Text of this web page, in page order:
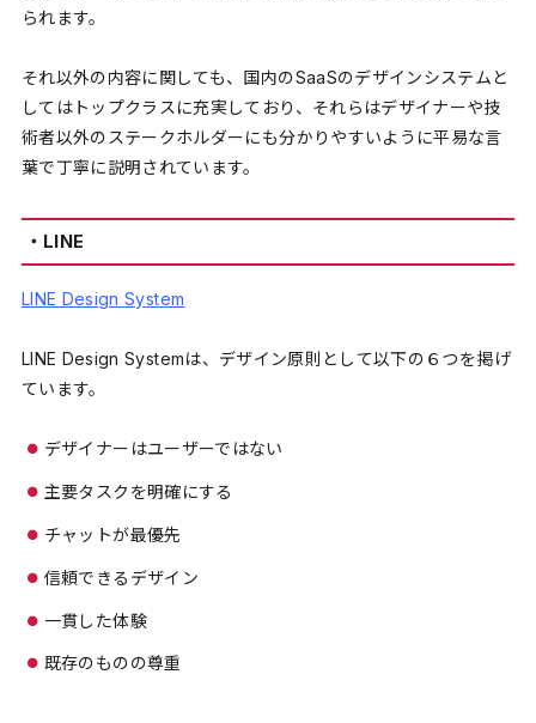
られます。
それ以外の内容に関しても、国内のSaaSのデザインシステムと
してはトップクラスに充実しており、それらはデザイナーや技
術者以外のステークホルダーにも分かりやすいように平易な言
葉で丁寧に説明されています。
・LINE
LINE Design System
LINE Design Systemは、デザイン原則として以下の６つを掲げ
ています。
デザイナーはユーザーではない
主要タスクを明確にする
チャットが最優先
信頼できるデザイン
一貫した体験
既存のものの尊重